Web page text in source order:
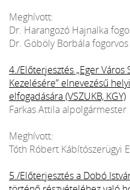
Meghívott:
Dr. Harangozó Hajnalka
Dr. Göböly Borbála fogorvos
4./Előterjesztés „Eger
Kezelésére” elnevezésű
elfogadására (VSZUKB, KGY)
Farkas Attila alpolgármester
Meghívott:
Tóth Róbert Kábítószerügyi
5./Előterjesztés a Dobó